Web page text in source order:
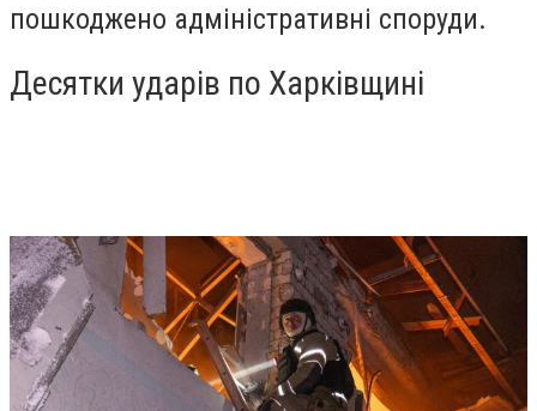
пошкоджено адміністративні споруди.
Десятки ударів по Харківщині